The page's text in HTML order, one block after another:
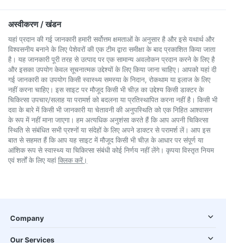
अस्वीकरण / खंडन
यहां प्रदान की गई जानकारी हमारी सर्वोत्तम क्षमताओं के अनुसार है और इसे यथार्थ और
विश्वसनीय बनाने के लिए पेशेवरों की एक टीम द्वारा समीक्षा के बाद प्रकाशित किया जाता
है। यह जानकारी पूरी तरह से उत्पाद पर एक सामान्य अवलोकन प्रदान करने के लिए है
और इसका उपयोग केवल सूचनात्मक उद्देश्यों के लिए किया जाना चाहिए। आपको यहां दी
गई जानकारी का उपयोग किसी स्वास्थ्य समस्या के निदान, रोकथाम या इलाज के लिए
नहीं करना चाहिए। इस साइट पर मौजूद किसी भी चीज़ का उद्देश्य किसी डाक्टर के
चिकित्सा उपचार/सलाह या परामर्श को बदलना या प्रतिस्थापित करना नहीं है। किसी भी
दवा के बारे में किसी भी जानकारी या चेतावनी की अनुपस्थिति को एक निहित आश्वासन
के रूप में नहीं माना जाएगा। हम अत्यधिक अनुशंसा करते हैं कि आप अपनी चिकित्सा
स्थिति से संबंधित सभी प्रश्नों या संदेहों के लिए अपने डाक्टर से परामर्श लें। आप इस
बात से सहमत हैं कि आप यह साइट में मौजूद किसी भी चीज़ के आधार पर संपूर्ण या
आंशिक रूप से स्वास्थ्य या चिकित्सा संबंधी कोई निर्णय नहीं लेंगे। कृपया विस्तृत नियम
एवं शर्तों के लिए यहांक्लिक करें।
Company
Our Services